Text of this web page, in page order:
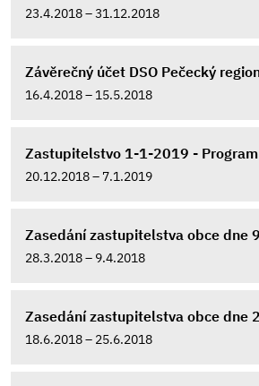
23.4.2018 – 31.12.2018
Závěrečný účet DSO Pečecký
16.4.2018 – 15.5.2018
Zastupitelstvo 1-1-2019 - Program
20.12.2018 – 7.1.2019
Zasedání zastupitelstva obce dne
28.3.2018 – 9.4.2018
Zasedání zastupitelstva obce dne
18.6.2018 – 25.6.2018